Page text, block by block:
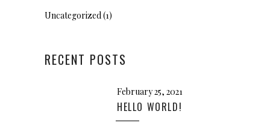
Uncategorized(1)
RECENT POSTS
February 25, 2021
HELLO WORLD!